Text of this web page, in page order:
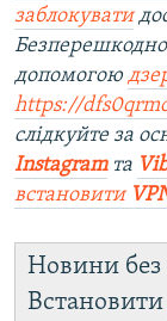
заблокувати
допомогою
https://
слідкуйте за
Instagramта
встановити
Новини без
Встановити